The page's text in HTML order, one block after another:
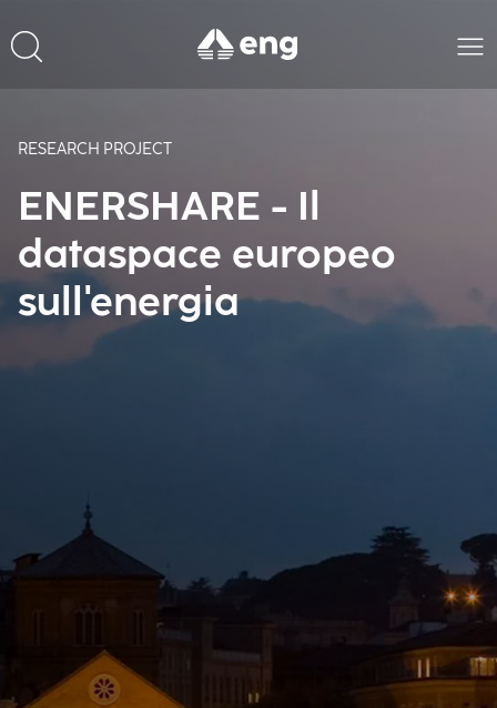
RESEARCH PROJECT
ENERSHARE - Il
dataspace europeo
sull'energia